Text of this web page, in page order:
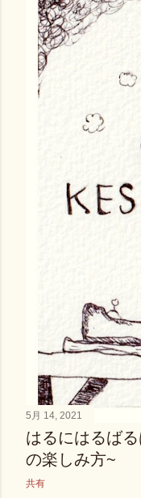
5月 14, 2021
はるにはるば
の楽しみ方~
共有